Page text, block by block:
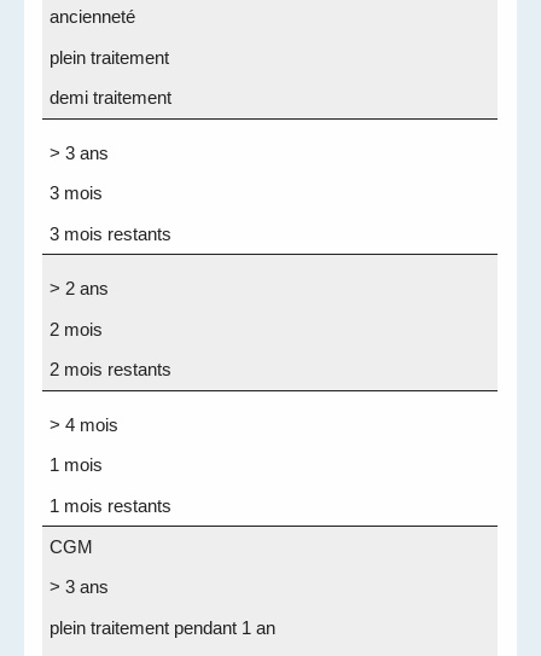
ancienneté
plein traitement
demi traitement
> 3 ans
3 mois
3 mois restants
> 2 ans
2 mois
2 mois restants
> 4 mois
1 mois
1 mois restants
CGM
> 3 ans
plein traitement pendant 1 an